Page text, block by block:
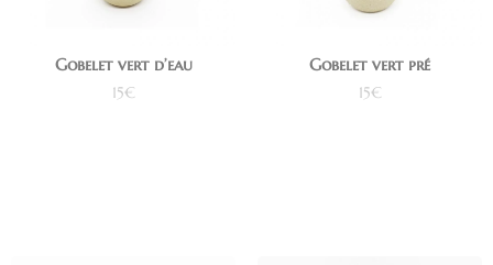
Gobelet vert d’eau
15€
Gobelet vert pré
15€